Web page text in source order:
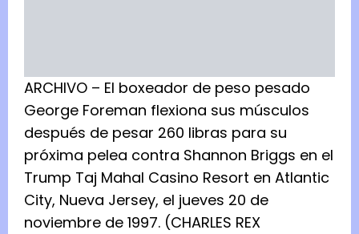
ARCHIVO – El boxeador de peso pesado
George Foreman flexiona sus músculos
después de pesar 260 libras para su
próxima pelea contra Shannon Briggs en el
Trump Taj Mahal Casino Resort en Atlantic
City, Nueva Jersey, el jueves 20 de
noviembre de 1997. (CHARLES REX